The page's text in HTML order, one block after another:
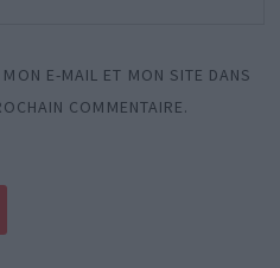
E-MAIL ET MON SITE DANS
COMMENTAIRE.